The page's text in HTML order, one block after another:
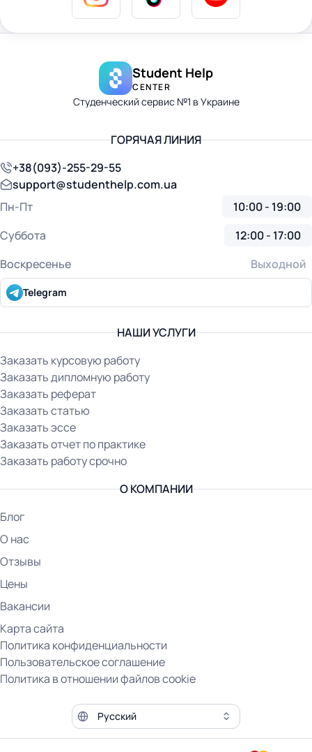
Student Help
CENTER
Студенческий сервис №1 в Украине
НАШИ УСЛУГИ
Заказать курсовую работу
Заказать дипломную работу
Заказать реферат
Заказать статью
Заказать эссе
Заказать отчет по практике
Заказать работу срочно
О КОМПАНИИ
Блог
О нас
Отзывы
Цены
Вакансии
Карта сайта
Политика конфиденциальности
Пользовательское соглашение
Политика в отношении файлов cookie
ГОРЯЧАЯ ЛИНИЯ
+38(093)-255-29-55
support@studenthelp.com.ua
Пн-Пт
10:00 - 19:00
Суббота
12:00 - 17:00
Воскресенье
Выходной
Telegram
Язык сайта